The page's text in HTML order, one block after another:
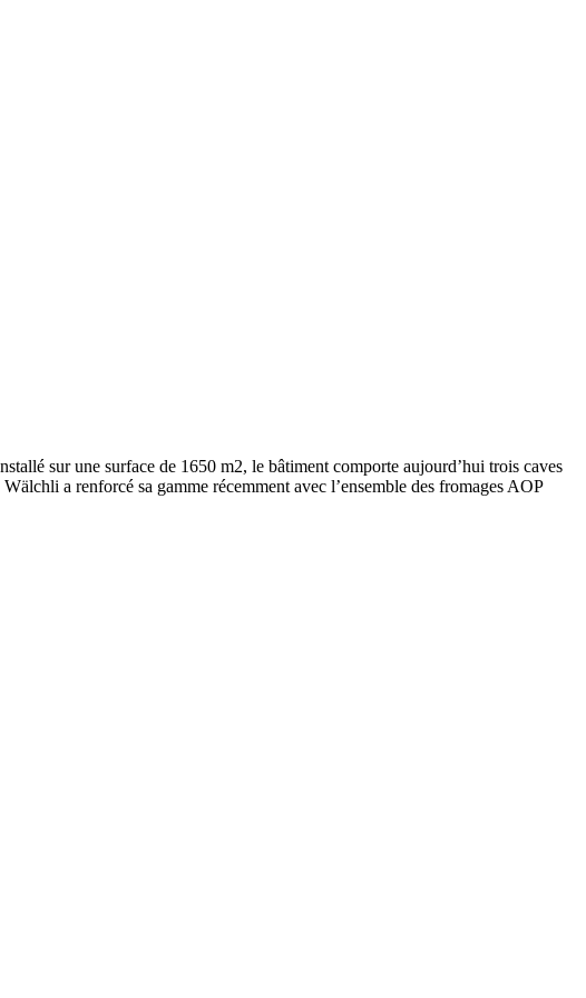
sur une surface de 1650 m2, le bâtiment comporte aujourd’hui trois caves
a renforcé sa gamme récemment avec l’ensemble des fromages AOP